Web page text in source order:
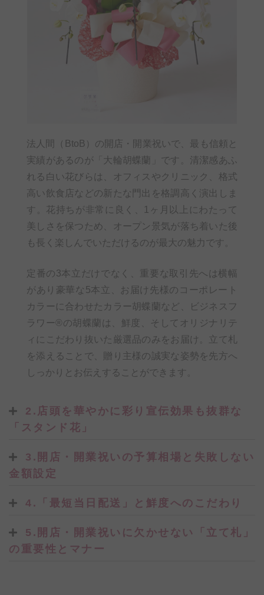
法人間（BtoB）の開店・開業祝いで、最も信頼と
実績があるのが「大輪胡蝶蘭」です。清潔感あふ
れる白い花びらは、オフィスやクリニック、格式
高い飲食店などの新たな門出を格調高く演出しま
す。花持ちが非常に良く、1ヶ月以上にわたって
美しさを保つため、オープン景気が落ち着いた後
も長く楽しんでいただけるのが最大の魅力です。
定番の3本立だけでなく、重要な取引先へは横幅
があり豪華な5本立、お届け先様のコーポレート
カラーに合わせたカラー胡蝶蘭など、ビジネスフ
ラワー®の胡蝶蘭は、鮮度、そしてオリジナリテ
ィにこだわり抜いた厳選品のみをお届け。立て札
を添えることで、贈り主様の誠実な姿勢を先方へ
しっかりとお伝えすることができます。
2.店頭を華やかに彩り宣伝効果も抜群な
「スタンド花」
3.開店・開業祝いの予算相場と失敗しない
金額設定
4.「最短当日配送」と鮮度へのこだわり
5.開店・開業祝いに欠かせない「立て札」
の重要性とマナー